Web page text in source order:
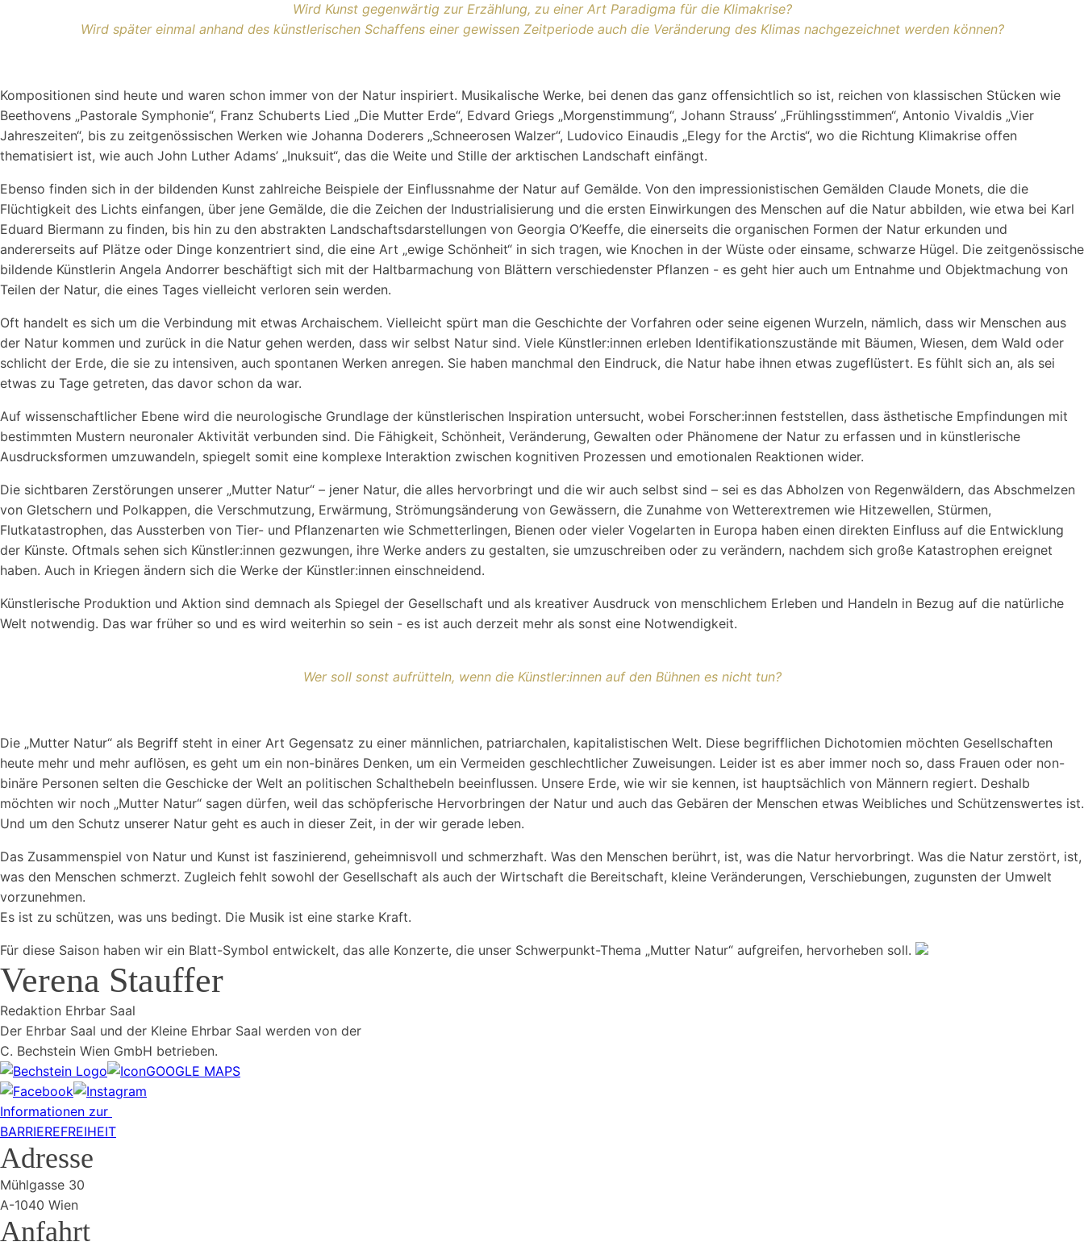
Wird Kunst gegenwärtig zur Erzählung, zu einer Art Paradigma für die Klimakrise?
Wird später einmal anhand des künstlerischen Schaffens einer gewissen Zeitperiode auch die Veränderung des Klimas nachgezeichnet werden können?
Kompositionen sind heute und waren schon immer von der Natur inspiriert. Musikalische Werke, bei denen das ganz offensichtlich so ist, reichen von klassischen Stücken wie
Beethovens „Pastorale Symphonie“, Franz Schuberts Lied „Die Mutter Erde“, Edvard Griegs „Morgenstimmung“, Johann Strauss’ „Frühlingsstimmen“, Antonio Vivaldis „Vier
Jahreszeiten“, bis zu zeitgenössischen Werken wie Johanna Doderers „Schneerosen Walzer“, Ludovico Einaudis „Elegy for the Arctis“, wo die Richtung Klimakrise offen
thematisiert ist, wie auch John Luther Adams’ „Inuksuit“, das die Weite und Stille der arktischen Landschaft einfängt.
Ebenso finden sich in der bildenden Kunst zahlreiche Beispiele der Einflussnahme der Natur auf Gemälde. Von den impressionistischen Gemälden Claude Monets, die die
Flüchtigkeit des Lichts einfangen, über jene Gemälde, die die Zeichen der Industrialisierung und die ersten Einwirkungen des Menschen auf die Natur abbilden, wie etwa bei Karl
Eduard Biermann zu finden, bis hin zu den abstrakten Landschaftsdarstellungen von Georgia O’Keeffe, die einerseits die organischen Formen der Natur erkunden und
andererseits auf Plätze oder Dinge konzentriert sind, die eine Art „ewige Schönheit“ in sich tragen, wie Knochen in der Wüste oder einsame, schwarze Hügel. Die zeitgenössische
bildende Künstlerin Angela Andorrer beschäftigt sich mit der Haltbarmachung von Blättern verschiedenster Pflanzen - es geht hier auch um Entnahme und Objektmachung von
Teilen der Natur, die eines Tages vielleicht verloren sein werden.
Oft handelt es sich um die Verbindung mit etwas Archaischem. Vielleicht spürt man die Geschichte der Vorfahren oder seine eigenen Wurzeln, nämlich, dass wir Menschen aus
der Natur kommen und zurück in die Natur gehen werden, dass wir selbst Natur sind. Viele Künstler:innen erleben Identifikationszustände mit Bäumen, Wiesen, dem Wald oder
schlicht der Erde, die sie zu intensiven, auch spontanen Werken anregen. Sie haben manchmal den Eindruck, die Natur habe ihnen etwas zugeflüstert. Es fühlt sich an, als sei
etwas zu Tage getreten, das davor schon da war.
Auf wissenschaftlicher Ebene wird die neurologische Grundlage der künstlerischen Inspiration untersucht, wobei Forscher:innen feststellen, dass ästhetische Empfindungen mit
bestimmten Mustern neuronaler Aktivität verbunden sind. Die Fähigkeit, Schönheit, Veränderung, Gewalten oder Phänomene der Natur zu erfassen und in künstlerische
Ausdrucksformen umzuwandeln, spiegelt somit eine komplexe Interaktion zwischen kognitiven Prozessen und emotionalen Reaktionen wider.
Die sichtbaren Zerstörungen unserer „Mutter Natur“ – jener Natur, die alles hervorbringt und die wir auch selbst sind – sei es das Abholzen von Regenwäldern, das Abschmelzen
von Gletschern und Polkappen, die Verschmutzung, Erwärmung, Strömungsänderung von Gewässern, die Zunahme von Wetterextremen wie Hitzewellen, Stürmen,
Flutkatastrophen, das Aussterben von Tier- und Pflanzenarten wie Schmetterlingen, Bienen oder vieler Vogelarten in Europa haben einen direkten Einfluss auf die Entwicklung
der Künste. Oftmals sehen sich Künstler:innen gezwungen, ihre Werke anders zu gestalten, sie umzuschreiben oder zu verändern, nachdem sich große Katastrophen ereignet
haben. Auch in Kriegen ändern sich die Werke der Künstler:innen einschneidend.
Künstlerische Produktion und Aktion sind demnach als Spiegel der Gesellschaft und als kreativer Ausdruck von menschlichem Erleben und Handeln in Bezug auf die natürliche
Welt notwendig. Das war früher so und es wird weiterhin so sein - es ist auch derzeit mehr als sonst eine Notwendigkeit.
Wer soll sonst aufrütteln, wenn die Künstler:innen auf den Bühnen es nicht tun?
Die „Mutter Natur“ als Begriff steht in einer Art Gegensatz zu einer männlichen, patriarchalen, kapitalistischen Welt. Diese begrifflichen Dichotomien möchten Gesellschaften
heute mehr und mehr auflösen, es geht um ein non-binäres Denken, um ein Vermeiden geschlechtlicher Zuweisungen. Leider ist es aber immer noch so, dass Frauen oder non-
binäre Personen selten die Geschicke der Welt an politischen Schalthebeln beeinflussen. Unsere Erde, wie wir sie kennen, ist hauptsächlich von Männern regiert. Deshalb
möchten wir noch „Mutter Natur“ sagen dürfen, weil das schöpferische Hervorbringen der Natur und auch das Gebären der Menschen etwas Weibliches und Schützenswertes ist.
Und um den Schutz unserer Natur geht es auch in dieser Zeit, in der wir gerade leben.
Das Zusammenspiel von Natur und Kunst ist faszinierend, geheimnisvoll und schmerzhaft. Was den Menschen berührt, ist, was die Natur hervorbringt. Was die Natur zerstört, ist,
was den Menschen schmerzt. Zugleich fehlt sowohl der Gesellschaft als auch der Wirtschaft die Bereitschaft, kleine Veränderungen, Verschiebungen, zugunsten der Umwelt
vorzunehmen.
Es ist zu schützen, was uns bedingt. Die Musik ist eine starke Kraft.
Für diese Saison haben wir ein Blatt-Symbol entwickelt, das alle Konzerte, die unser Schwerpunkt-Thema „Mutter Natur“ aufgreifen, hervorheben soll.
Verena Stauffer
Redaktion Ehrbar Saal
Der Ehrbar Saal und der Kleine Ehrbar Saal werden von der
C. Bechstein Wien GmbH betrieben.
GOOGLE MAPS
Informationen zur
BARRIEREFREIHEIT
Adresse
Mühlgasse 30
A-1040 Wien
Anfahrt